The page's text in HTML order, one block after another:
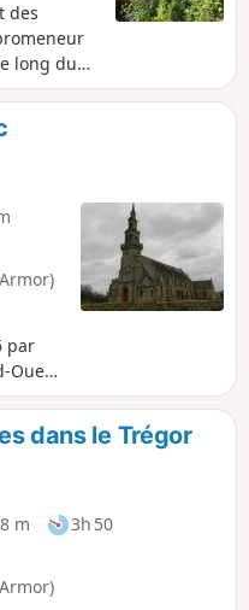
des
long du
Éturien
entre
par
Ouest
vous
audans le Trégor
m
3h 50